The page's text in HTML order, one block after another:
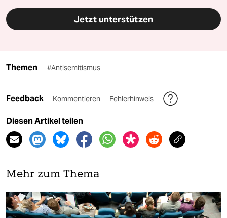
Jetzt unterstützen
Themen #Antisemitismus
Feedback Kommentieren Fehlerhinweis
Diesen Artikel teilen
Mehr zum Thema